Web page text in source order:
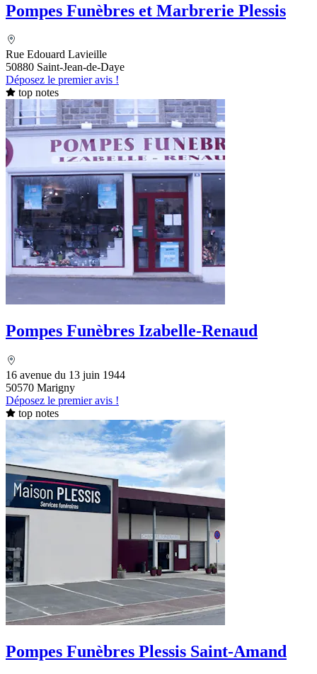
Pompes Funèbres et Marbrerie Plessis
Rue Edouard Lavieille
50880 Saint-Jean-de-Daye
Déposez le premier avis !
top notes
Pompes Funèbres Izabelle-Renaud
16 avenue du 13 juin 1944
50570 Marigny
Déposez le premier avis !
top notes
Pompes Funèbres Plessis Saint-Amand